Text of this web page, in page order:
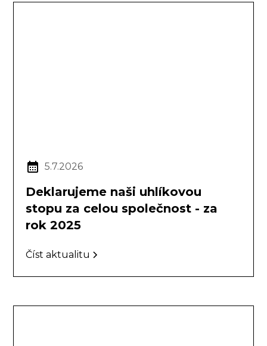
5.7.2026
Deklarujeme naši uhlíkovou
stopu za celou společnost - za
rok 2025
Číst aktualitu